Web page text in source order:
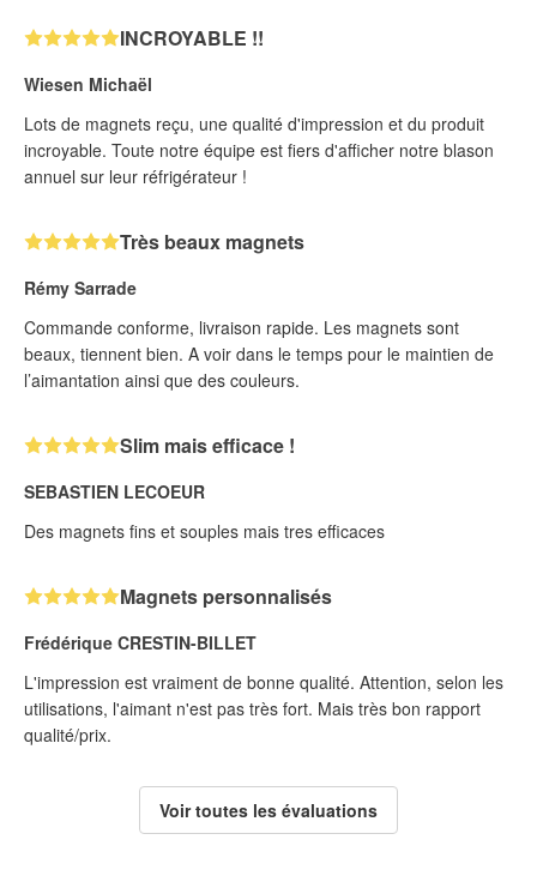
INCROYABLE !!
Wiesen Michaël
Lots de magnets reçu, une qualité d'impression et du produit
incroyable. Toute notre équipe est fiers d'afficher notre blason
annuel sur leur réfrigérateur !
Très beaux magnets
Rémy Sarrade
Commande conforme, livraison rapide. Les magnets sont
beaux, tiennent bien. A voir dans le temps pour le maintien de
l’aimantation ainsi que des couleurs.
Slim mais efficace !
SEBASTIEN LECOEUR
Des magnets fins et souples mais tres efficaces
Magnets personnalisés
Frédérique CRESTIN-BILLET
L'impression est vraiment de bonne qualité. Attention, selon les
utilisations, l'aimant n'est pas très fort. Mais très bon rapport
qualité/prix.
Voir toutes les évaluations